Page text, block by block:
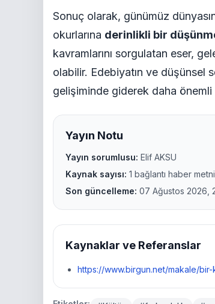
Sonuç olarak, günümüz
okurlarına derinlikli bir
kavramlarını sorgulatan eser,
olabilir. Edebiyatın ve düşünsel
gelişiminde giderek daha
Yayın Notu
Yayın sorumlusu: Elif AKSU
Kaynak sayısı: 1 bağlantı haber
Son güncelleme: 07 Ağustos 2026,
Kaynaklar ve Referanslar
https://www.birgun.net/makale/